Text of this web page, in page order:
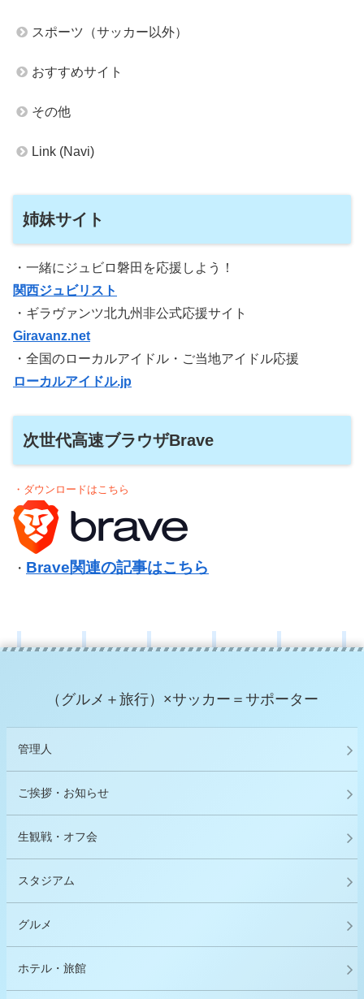
スポーツ（サッカー以外）
おすすめサイト
その他
Link (Navi)
姉妹サイト
・一緒にジュビロ磐田を応援しよう！
関西ジュビリスト
・ギラヴァンツ北九州非公式応援サイト
Giravanz.net
・全国のローカルアイドル・ご当地アイドル応援
ローカルアイドル.jp
次世代高速ブラウザBrave
・ダウンロードはこちら
・ Brave関連の記事はこちら
（グルメ＋旅行）×サッカー＝サポーター
管理人
ご挨拶・お知らせ
生観戦・オフ会
スタジアム
グルメ
ホテル・旅館